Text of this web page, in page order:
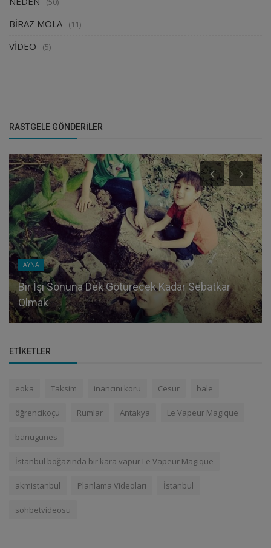
BİRAZ MOLA (11)
VİDEO (5)
RASTGELE GÖNDERILER
AYNA
Bir İşi Sonuna Dek Götürecek Kadar Sebatkar
Olmak
ETIKETLER
eoka Taksim inancını koru Cesur bale
öğrencikoçu Rumlar Antakya Le Vapeur Magique
banugunes
İstanbul boğazında bir kara vapur Le Vapeur Magique
akmistanbul Planlama Videoları İstanbul
sohbetvideosu